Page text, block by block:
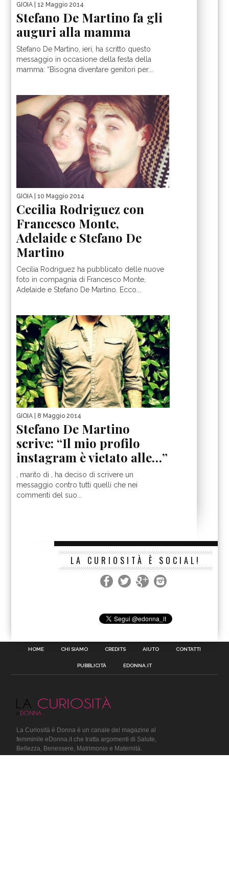
GIOIA | 12 Maggio 2014
Stefano De Martino fa gli
auguri alla mamma
Stefano De Martino, ieri, ha scritto questo
messaggio in occasione della festa della
mamma: “Bisogna diventare genitori per...
GIOIA | 10 Maggio 2014
Cecilia Rodriguez con
Francesco Monte,
Adelaide e Stefano De
Martino
Cecilia Rodriguez ha pubblicato delle nuove
foto in compagnia di Francesco Monte,
Adelaide e Stefano De Martino. Ecco...
GIOIA | 8 Maggio 2014
Stefano De Martino
scrive: “Il mio profilo
instagram è vietato alle…”
, marito di , ha deciso di scrivere un
messaggio contro tutti quelli che nei
commenti del suo...
LA CURIOSITÀ È SOCIAL!
HOME CHI SIAMO CREDITS AIUTO CONTATTI
PUBBLICITÀ EDONNA.IT
La Curiosità è Donna è un canale del magazine al
femminile eDonna.it che tratta argomenti di Salute,
Bellezza, Benessere, Matrimonio e Maternità.